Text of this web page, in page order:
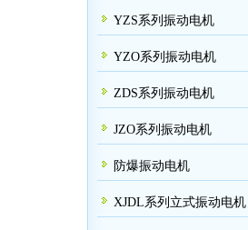
YZS系列振动电机
YZO系列振动电机
ZDS系列振动电机
JZO系列振动电机
防爆振动电机
XJDL系列立式振动电机